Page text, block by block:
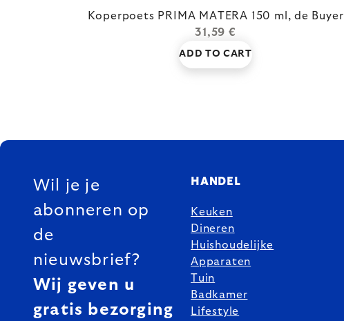
Koperpoets PRIMA MATERA 150 ml, de Buyer
31,59 €
ADD TO CART
FOOTER
Wil je je
abonneren op
de
nieuwsbrief?
Wij geven u
gratis bezorging
HANDEL
Keuken
Dineren
Huishoudelijke
Apparaten
Tuin
Badkamer
Lifestyle